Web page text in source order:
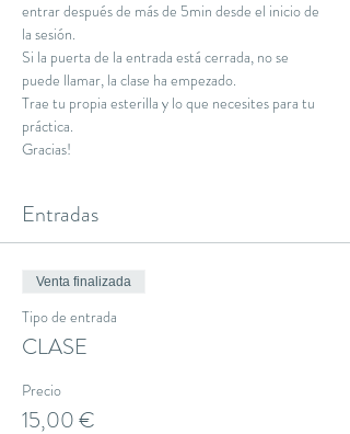
entrar después de más de 5min desde el inicio de
la sesión.
Si la puerta de la entrada está cerrada, no se
puede llamar, la clase ha empezado.
Trae tu propia esterilla y lo que necesites para tu
práctica.
Gracias!
Entradas
Venta finalizada
Tipo de entrada
CLASE
Precio
15,00 €